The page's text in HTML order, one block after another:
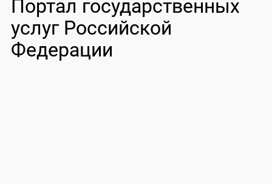
Портал государственных
услуг Российской
Федерации